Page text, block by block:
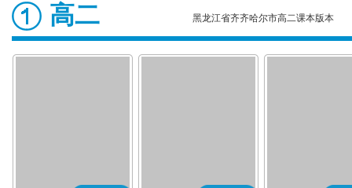
高二 黑龙江省齐齐哈尔市高二课本版本